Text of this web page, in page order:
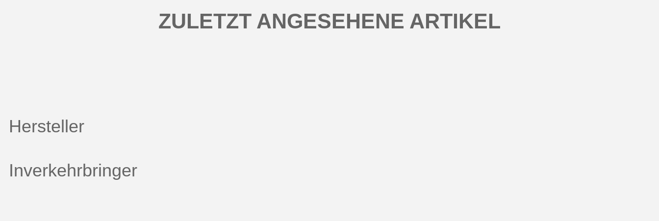
ZULETZT ANGESEHENE ARTIKEL
Hersteller
Inverkehrbringer